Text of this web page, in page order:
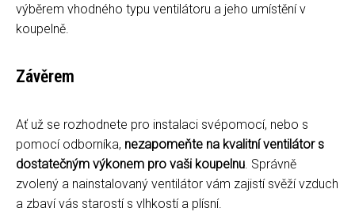
výběrem vhodného typu ventilátoru a jeho umístění v
koupelně.
Závěrem
Ať už se rozhodnete pro instalaci svépomocí, nebo s
pomocí odborníka, nezapomeňte na kvalitní ventilátor s
dostatečným výkonem pro vaši koupelnu. Správně
zvolený a nainstalovaný ventilátor vám zajistí svěží vzduch
a zbaví vás starostí s vlhkostí a plísní.